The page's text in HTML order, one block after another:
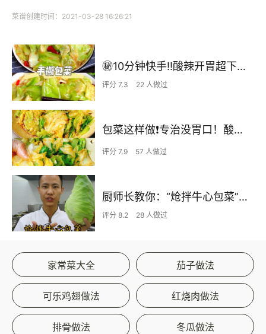
菜谱创建时间：2021-03-28 16:26:21
㊙️10分钟快手‼️酸辣开胃超下饭干锅手撕包菜
评分 7.3 22 人做过
包菜这样做❗️专治没胃口！酸辣开胃
评分 7.9 57 人做过
厨师长教你：“炝拌牛心包菜”的家常做法，夏日开胃口感爽脆
评分 8.2 28 人做过
家常菜大全 茄子做法
可乐鸡翅做法 红烧肉做法
排骨做法 冬瓜做法